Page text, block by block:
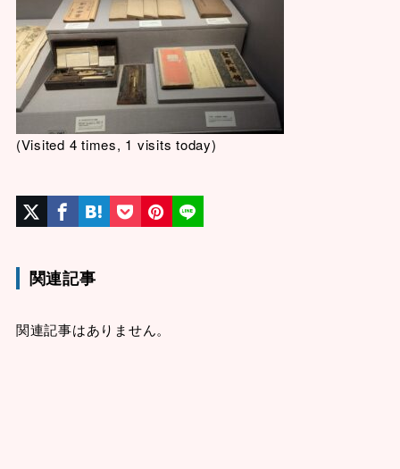
(Visited 4 times, 1 visits today)
関連記事
関連記事はありません。